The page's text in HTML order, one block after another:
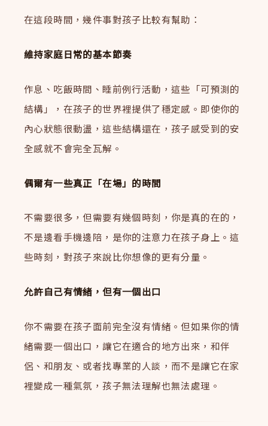
在這段時間，幾件事對孩子比較有幫助：
維持家庭日常的基本節奏
作息、吃飯時間、睡前例行活動，這些「可預測的
結構」，在孩子的世界裡提供了穩定感。即使你的
內心狀態很動盪，這些結構還在，孩子感受到的安
全感就不會完全瓦解。
偶爾有一些真正「在場」的時間
不需要很多，但需要有幾個時刻，你是真的在的，
不是邊看手機邊陪，是你的注意力在孩子身上。這
些時刻，對孩子來說比你想像的更有分量。
允許自己有情緒，但有一個出口
你不需要在孩子面前完全沒有情緒。但如果你的情
緒需要一個出口，讓它在適合的地方出來，和伴
侶、和朋友、或者找專業的人談，而不是讓它在家
裡變成一種氣氛，孩子無法理解也無法處理。